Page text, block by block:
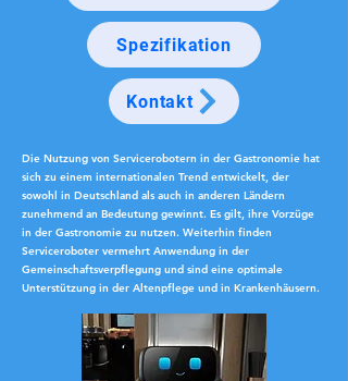
Spezifikation
Kontakt
Die Nutzung von Servicerobotern in der Gastronomie hat
sich zu einem internationalen Trend entwickelt, der
sowohl in Deutschland als auch in anderen Ländern
zunehmend an Bedeutung gewinnt. Es gilt, ihre Vorzüge
in der Gastronomie zu nutzen. Weiterhin finden
Serviceroboter vermehrt Anwendung in der
Gemeinschaftsverpflegung und sind eine optimale
Unterstützung in der Altenpflege und in Krankenhäusern.